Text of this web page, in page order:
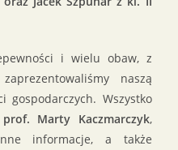
i wielu obaw, z
naszą
gospodarczych. Wszystko
prof. Marty Kaczmarczyk,
informacje, a także